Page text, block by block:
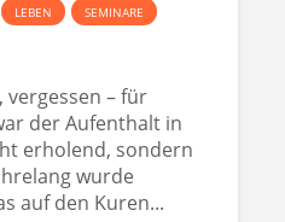
LEBEN SEMINARE
vergessen – für
der Aufenthalt in
erholend, sondern
wurde
auf den Kuren...